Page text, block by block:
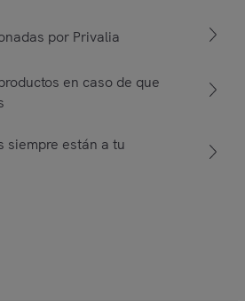
por Privalia
en caso de que
siempre están a tu